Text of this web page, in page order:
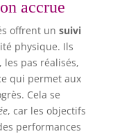
accrue
offrent un suivi
physique. Ils
pas réalisés,
qui permet aux
Cela se
, car les objectifs
performances